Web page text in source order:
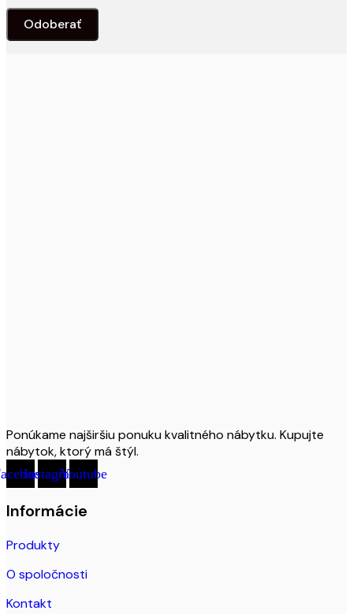
Ponúkame najširšiu ponuku kvalitného nábytku. Kupujte
nábytok, ktorý má štýl.
InstagramYoutube
Informácie
Produkty
O spoločnosti
Kontakt